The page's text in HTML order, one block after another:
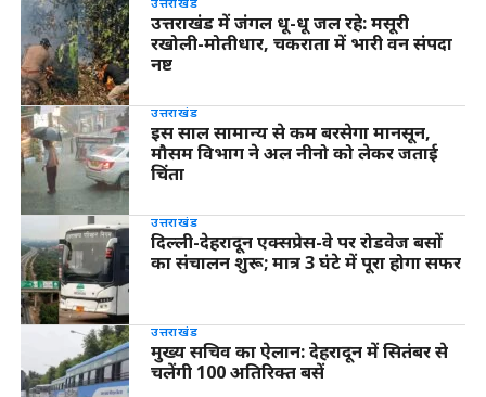
उत्तराखंड में जंगल धू-धू जल रहे: मसूरी
रखोली-मोतीधार, चकराता में भारी वन संपदा
नष्ट
उत्तराखंड
इस साल सामान्य से कम बरसेगा मानसून,
मौसम विभाग ने अल नीनो को लेकर जताई
चिंता
उत्तराखंड
दिल्ली-देहरादून एक्सप्रेस-वे पर रोडवेज बसों
का संचालन शुरू; मात्र 3 घंटे में पूरा होगा सफर
उत्तराखंड
मुख्य सचिव का ऐलान: देहरादून में सितंबर से
चलेंगी 100 अतिरिक्त बसें